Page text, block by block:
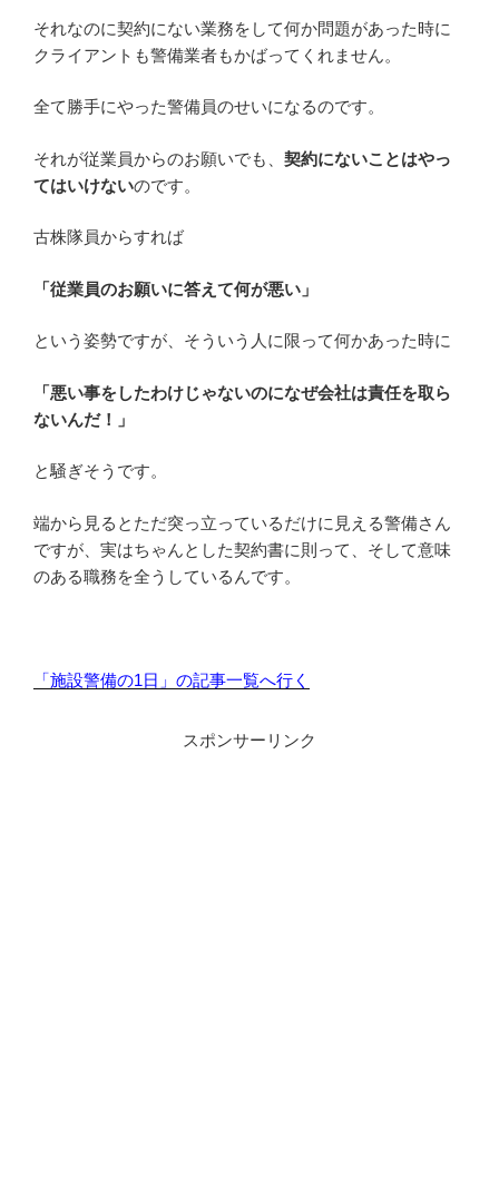
それなのに契約にない業務をして何か問題があった時に
クライアントも警備業者もかばってくれません。
全て勝手にやった警備員のせいになるのです。
それが従業員からのお願いでも、 契約にないことはやっ
てはいけないのです。
古株隊員からすれば
「従業員のお願いに答えて何が悪い」
という姿勢ですが、そういう人に限って何かあった時に
「悪い事をしたわけじゃないのになぜ会社は責任を取ら
ないんだ！」
と騒ぎそうです。
端から見るとただ突っ立っているだけに見える警備さん
ですが、実はちゃんとした契約書に則って、そして意味
のある職務を全うしているんです。
「施設警備の1日」の記事一覧へ行く
スポンサーリンク